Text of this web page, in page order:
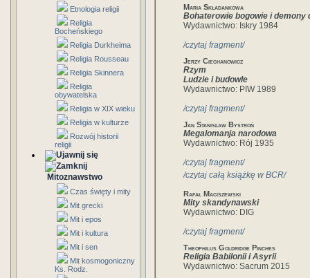
Etnologia religii
Religia
Bocheńskiego
Religia Durkheima
Religia Rousseau
Religia Skinnera
Religia
obywatelska
Religia w XIX wieku
Religia w kulturze
Rozwój historii
religii
Mitoznawstwo
Czas święty i mity
Mit grecki
Mit i epos
Mit i kultura
Mit i sen
Mit kosmogoniczny
Ks. Rodz.
Maria Składankowa
Bohaterowie bogowie i demony
Wydawnictwo: Iskry 1984
/czytaj fragment/
Jerzy Ciechanowicz
Rzym
Ludzie i budowle
Wydawnictwo: PIW 1989
/czytaj fragment/
Jan Stanisław Bystroń
Megalomanja narodowa
Wydawnictwo: Rój 1935
/czytaj fragment/
/czytaj całą książkę w BCR/
Rafał Maciszewski
Mity skandynawski
Wydawnictwo: DIG
/czytaj fragment/
Theophilus Goldridge Pinches
Religia Babilonii i Asyrii
Wydawnictwo: Sacrum 2015